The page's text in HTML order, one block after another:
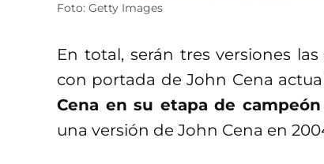
Foto: Getty Images
En total, serán tres versiones
con portada de John Cena
Cena en su etapa de
una versión de John Cena en